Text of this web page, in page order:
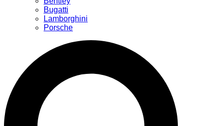
Bugatti
Lamborghini
Porsche